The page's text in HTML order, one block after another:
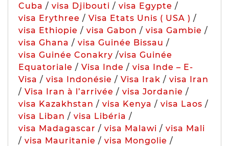
Cuba / visa Djibouti / visa Egypte /
visa Erythree / Visa Etats Unis ( USA ) /
visa Ethiopie / visa Gabon / visa Gambie /
visa Ghana / visa Guinée Bissau /
visa Guinée Conakry /visa Guinée
Equatoriale / Visa Inde / visa Inde – E-
Visa / visa Indonésie / Visa Irak / visa Iran
/ Visa Iran à l’arrivée / visa Jordanie /
visa Kazakhstan / visa Kenya / visa Laos /
visa Liban / visa Libéria /
visa Madagascar / visa Malawi / visa Mali
/ visa Mauritanie / visa Mongolie /